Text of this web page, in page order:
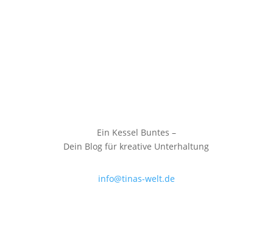
Ein Kessel Buntes –
Dein Blog für kreative Unterhaltung
info@tinas-welt.de